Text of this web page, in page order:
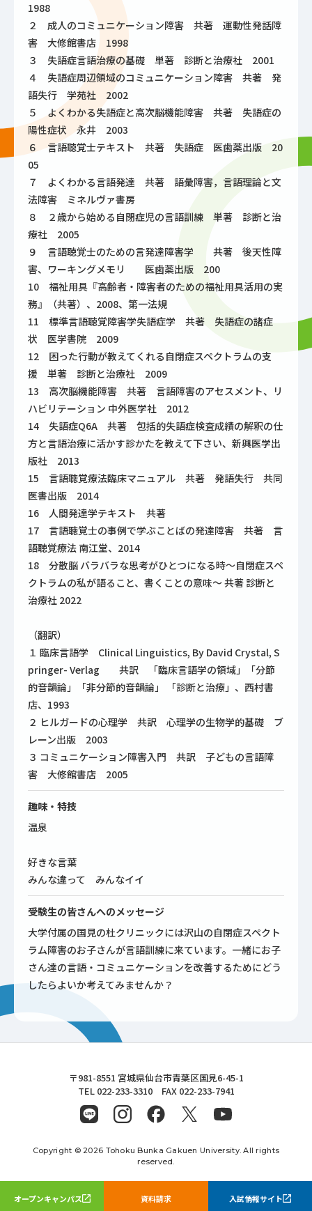
オープンキャンパス 資料請求 入試情報サイト
1988
２ 成人のコミュニケーション障害 共著 運動性発話障
害 大修館書店 1998
３ 失語症言語治療の基礎 単著 診断と治療社 2001
４ 失語症周辺領域のコミュニケーション障害 共著 発
語失行 学苑社 2002
５ よくわかる失語症と高次脳機能障害 共著 失語症の
陽性症状 永井 2003
６ 言語聴覚士テキスト 共著 失語症 医歯薬出版 20
05
７ よくわかる言語発達 共著 語彙障害，言語理論と文
法障害 ミネルヴァ書房
８ ２歳から始める自閉症児の言語訓練 単著 診断と治
療社 2005
９ 言語聴覚士のための言発達障害学 共著 後天性障
害、ワーキングメモリ 医歯薬出版 200
10 福祉用具『高齢者・障害者のための福祉用具活用の実
務』（共著）、2008、第一法規
11 標準言語聴覚障害学失語症学 共著 失語症の諸症
状 医学書院 2009
12 困った行動が教えてくれる自閉症スペクトラムの支
援 単著 診断と治療社 2009
13 高次脳機能障害 共著 言語障害のアセスメント、リ
ハビリテーション 中外医学社 2012
14 失語症Q6A 共著 包括的失語症検査成績の解釈の仕
方と言語治療に活かす診かたを教えて下さい、新興医学出
版社 2013
15 言語聴覚療法臨床マニュアル 共著 発語失行 共同
医書出版 2014
16 人間発達学テキスト 共著
17 言語聴覚士の事例で学ぶことばの発達障害 共著 言
語聴覚療法 南江堂、2014
18 分散脳 バラバラな思考がひとつになる時～自閉症スペ
クトラムの私が語ること、書くことの意味～ 共著 診断と
治療社 2022
（翻訳）
１ 臨床言語学 Clinical Linguistics, By David Crystal, S
pringer- Verlag 共訳 「臨床言語学の領域」「分節
的音韻論」「非分節的音韻論」 「診断と治療」、西村書
店、1993
２ ヒルガードの心理学 共訳 心理学の生物学的基礎 ブ
レーン出版 2003
３ コミュニケーション障害入門 共訳 子どもの言語障
害 大修館書店 2005
趣味・特技
温泉
好きな言葉
みんな違って みんなイイ
受験生の皆さんへのメッセージ
大学付属の国見の杜クリニックには沢山の自閉症スペクト
ラム障害のお子さんが言語訓練に来ています。一緒にお子
さん達の言語・コミュニケーションを改善するためにどう
したらよいか考えてみませんか？
東北文化学園大学
〒981-8551 宮城県仙台市青葉区国見6-45-1
TEL 022-233-3310 FAX 022-233-7941
Copyright © 2026 Tohoku Bunka Gakuen University. All rights
reserved.